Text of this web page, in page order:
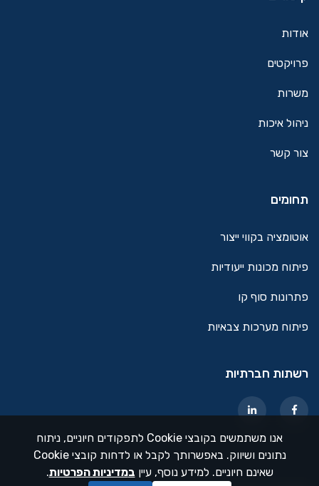
אודות
פרויקטים
משרות
ניהול איכות
צור קשר
תחומים
אוטומציה בקווי ייצור
פיתוח מכונות ייעודיות
פתרונות סוף קו
פיתוח מערכות צבאיות
רשתות חברתיות
אנו משתמשים בקובצי Cookie לתפקודים חיוניים, ניתוח
נתונים ושיווק. באפשרותך לקבל או לדחות קובצי Cookie
שאינם חיוניים. למידע נוסף, עיין במדיניות הפרטיות.